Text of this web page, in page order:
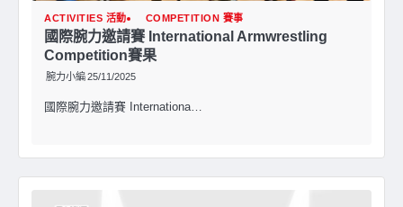
ACTIVITIES 活動 COMPETITION 賽事
國際腕力邀請賽 International Armwrestling
Competition賽果
腕力小編25/11/2025
國際腕力邀請賽 Internationa…